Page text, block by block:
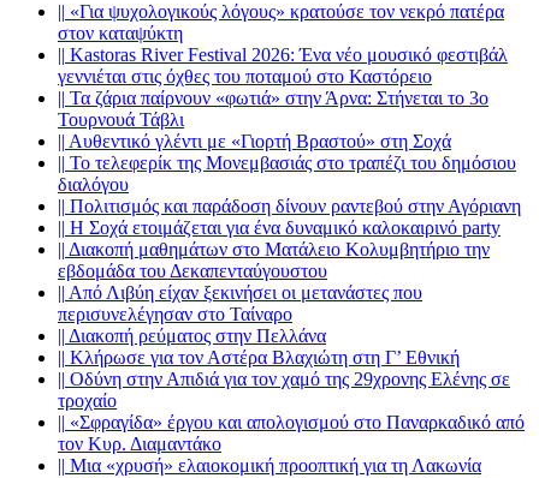
|| «Για ψυχολογικούς λόγους» κρατούσε τον νεκρό πατέρα
στον καταψύκτη
|| Kastoras River Festival 2026: Ένα νέο μουσικό φεστιβάλ
γεννιέται στις όχθες του ποταμού στο Καστόρειο
|| Τα ζάρια παίρνουν «φωτιά» στην Άρνα: Στήνεται το 3ο
Τουρνουά Τάβλι
|| Αυθεντικό γλέντι με «Γιορτή Βραστού» στη Σοχά
|| Το τελεφερίκ της Μονεμβασιάς στο τραπέζι του δημόσιου
διαλόγου
|| Πολιτισμός και παράδοση δίνουν ραντεβού στην Αγόριανη
|| Η Σοχά ετοιμάζεται για ένα δυναμικό καλοκαιρινό party
|| Διακοπή μαθημάτων στο Ματάλειο Κολυμβητήριο την
εβδομάδα του Δεκαπενταύγουστου
|| Από Λιβύη είχαν ξεκινήσει οι μετανάστες που
περισυνελέγησαν στο Ταίναρο
|| Διακοπή ρεύματος στην Πελλάνα
|| Κλήρωσε για τον Αστέρα Βλαχιώτη στη Γ’ Εθνική
|| Οδύνη στην Απιδιά για τον χαμό της 29χρονης Ελένης σε
τροχαίο
|| «Σφραγίδα» έργου και απολογισμού στο Παναρκαδικό από
τον Κυρ. Διαμαντάκο
|| Μια «χρυσή» ελαιοκομική προοπτική για τη Λακωνία